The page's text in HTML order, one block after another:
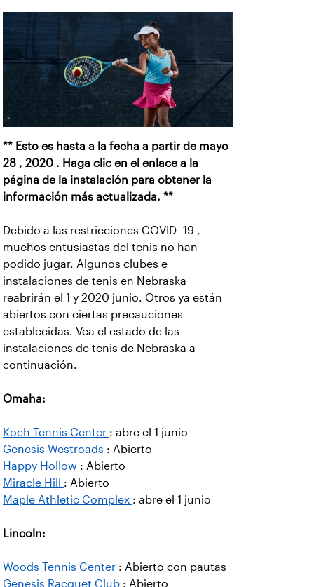
** Esto es hasta a la fecha a partir de mayo
28 , 2020 . Haga clic en el enlace a la
página de la instalación para obtener la
información más actualizada. **
Debido a las restricciones COVID- 19 ,
muchos entusiastas del tenis no han
podido jugar. Algunos clubes e
instalaciones de tenis en Nebraska
reabrirán el 1 y 2020 junio. Otros ya están
abiertos con ciertas precauciones
establecidas. Vea el estado de las
instalaciones de tenis de Nebraska a
continuación.
Omaha:
Koch Tennis Center : abre el 1 junio
Genesis Westroads : Abierto
Happy Hollow : Abierto
Miracle Hill : Abierto
Maple Athletic Complex : abre el 1 junio
Lincoln:
Woods Tennis Center : Abierto con pautas
Genesis Racquet Club : Abierto